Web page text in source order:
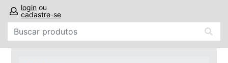
login ou
cadastre-se